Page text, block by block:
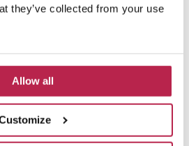
they’ve collected from your use
Allow all